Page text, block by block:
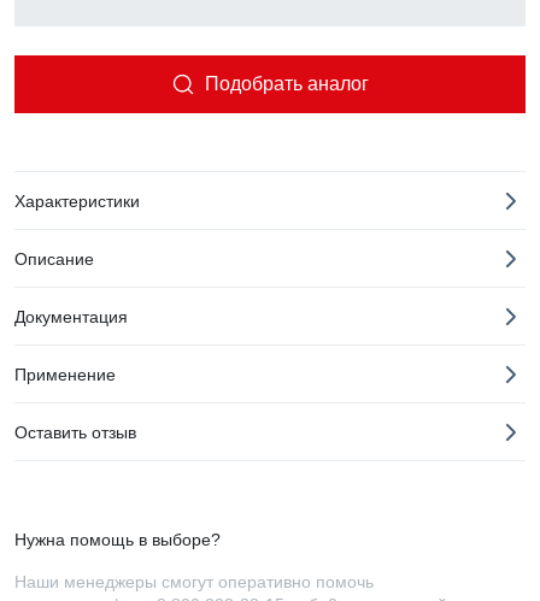
Подобрать аналог
Характеристики
Описание
Документация
Применение
Оставить отзыв
Нужна помощь в выборе?
Наши менеджеры смогут оперативно помочь